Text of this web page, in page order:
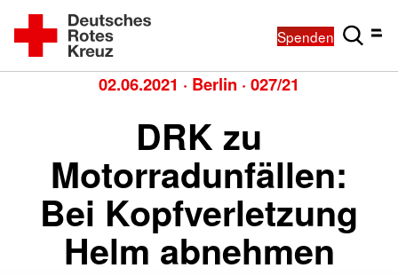
Spenden
02.06.2021 · Berlin · 027/21
DRK zu
Motorradunfällen:
Bei Kopfverletzung
Helm abnehmen